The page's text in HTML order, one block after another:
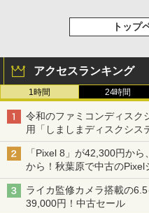
トップ
アクセスランキング
1時間 24時間
令和のファミコンディスク
用「しましまディスクシス
「Pixel 8」が42,300円か
から！秋葉原で中古のPixel
ライカ監修カメラ搭載の
39,000円！中古セール